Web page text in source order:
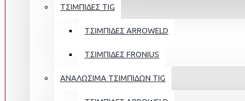
ΤΣΙΜΠΙΔΕΣ TIG
ΤΣΙΜΠΙΔΕΣ ARROWELD
ΤΣΙΜΠΙΔΕΣ FRONIUS
ΑΝΑΛΩΣΙΜΑ ΤΣΙΜΠΙΔΩΝ TIG